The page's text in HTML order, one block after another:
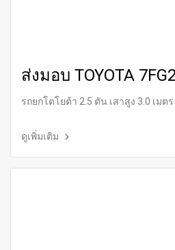
ส่งมอบ TOYOTA
รถยกโตโยต้า 2.5 ตัน เสาสูง 3.0 เม
ดูเพิ่มเติม